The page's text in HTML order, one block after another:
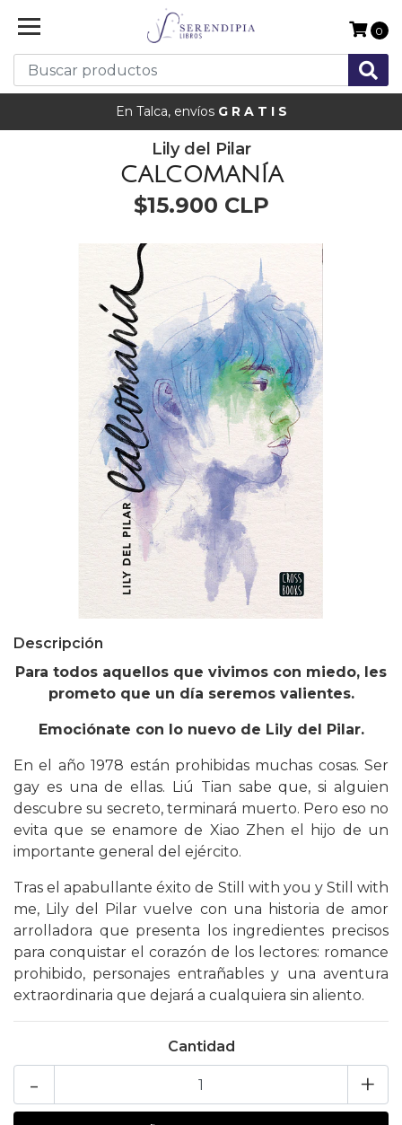
En Talca, envíos G R A T I S
0
Lily del Pilar
CALCOMANÍA
$15.900 CLP
Descripción
Para todos aquellos que vivimos con miedo, les
prometo que un día seremos valientes.
Emociónate con lo nuevo de Lily del Pilar.
En el año 1978 están prohibidas muchas cosas. Ser
gay es una de ellas. Liú Tian sabe que, si alguien
descubre su secreto, terminará muerto. Pero eso no
evita que se enamore de Xiao Zhen el hijo de un
importante general del ejército.
Tras el apabullante éxito de Still with you y Still with
me, Lily del Pilar vuelve con una historia de amor
arrolladora que presenta los ingredientes precisos
para conquistar el corazón de los lectores: romance
prohibido, personajes entrañables y una aventura
extraordinaria que dejará a cualquiera sin aliento.
Cantidad
- +